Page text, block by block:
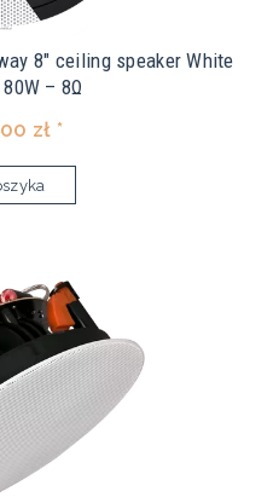
8" ceiling speaker White
– 8Ω
zł *